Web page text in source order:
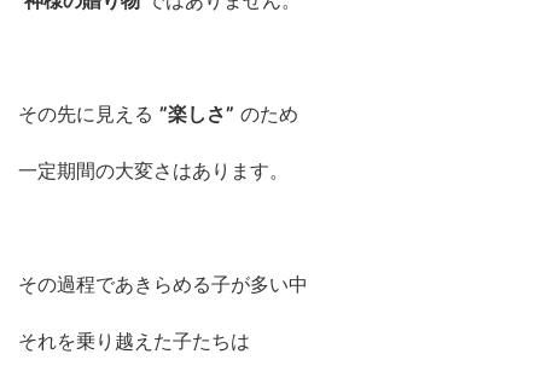
その先に見える ”楽しさ” のため
一定期間の大変さはあります。
その過程であきらめる子が多い中
それを乗り越えた子たちは